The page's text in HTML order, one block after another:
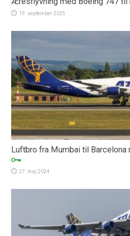
19. september 2025
Luftbro fra Mumbai til
27. maj 2024